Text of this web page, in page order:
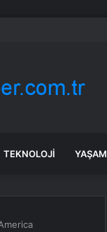
TEKNOLOJI YAŞAM